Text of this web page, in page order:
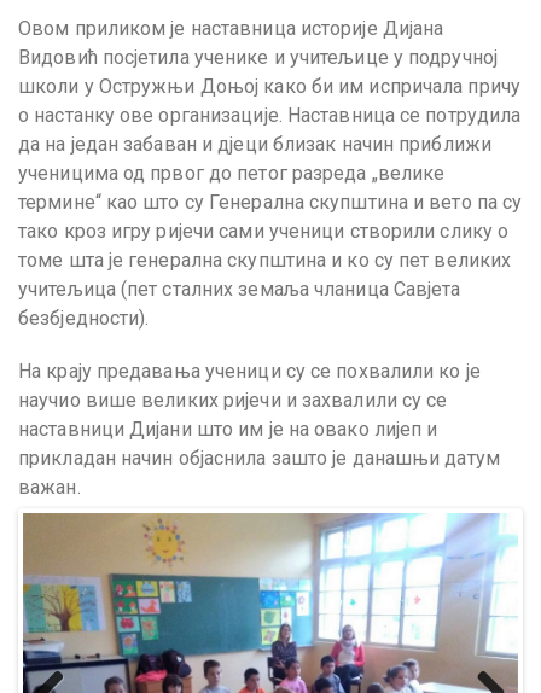
Овом приликом је наставница историје Дијана
Видовић посјетила ученике и учитељице у подручној
школи у Остружњи Доњој како би им испричала причу
о настанку ове организације. Наставница се потрудила
да на један забаван и дјеци близак начин приближи
ученицима од првог до петог разреда „велике
термине“ као што су Генерална скупштина и вето па су
тако кроз игру ријечи сами ученици створили слику о
томе шта је генерална скупштина и ко су пет великих
учитељица (пет сталних земаља чланица Савјета
безбједности).
На крају предавања ученици су се похвалили ко је
научио више великих ријечи и захвалили су се
наставници Дијани што им је на овако лијеп и
прикладан начин објаснила зашто је данашњи датум
важан.